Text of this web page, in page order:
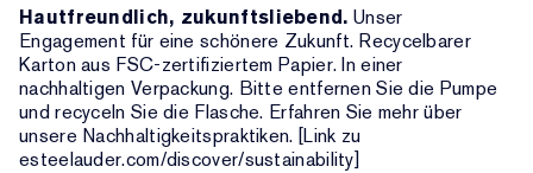
Hautfreundlich, zukunftsliebend. Unser
Engagement für eine schönere Zukunft. Recycelbarer
Karton aus FSC-zertifiziertem Papier. In einer
nachhaltigen Verpackung. Bitte entfernen Sie die Pumpe
und recyceln Sie die Flasche. Erfahren Sie mehr über
unsere Nachhaltigkeitspraktiken. [Link zu
esteelauder.com/discover/sustainability]